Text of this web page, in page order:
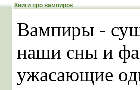
Книги про вампиров
Вампиры -
наши сны и
ужасающие